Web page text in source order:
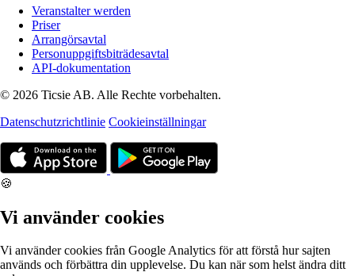
Veranstalter werden
Priser
Arrangörsavtal
Personuppgiftsbiträdesavtal
API-dokumentation
© 2026 Ticsie AB. Alle Rechte vorbehalten.
Datenschutzrichtlinie Cookieinställningar
🍪
Vi använder cookies
Vi använder cookies från Google Analytics för att förstå hur sajten
används och förbättra din upplevelse. Du kan när som helst ändra ditt